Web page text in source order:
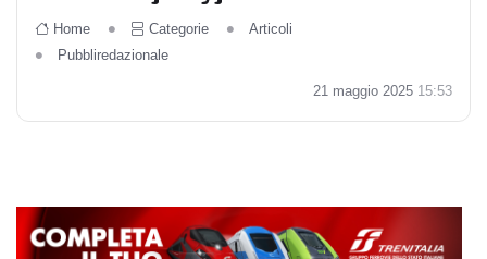
Home Categorie
Articoli
Pubbliredazionale
21 maggio 2025 15:53